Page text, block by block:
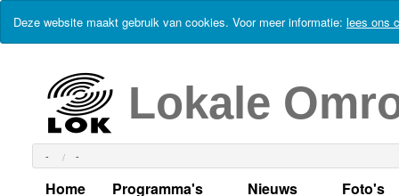
Deze website maakt gebruik van cookies. Voor meer informatie: lees ons
Lokale
- -
Home Programma's Nieuws Foto's